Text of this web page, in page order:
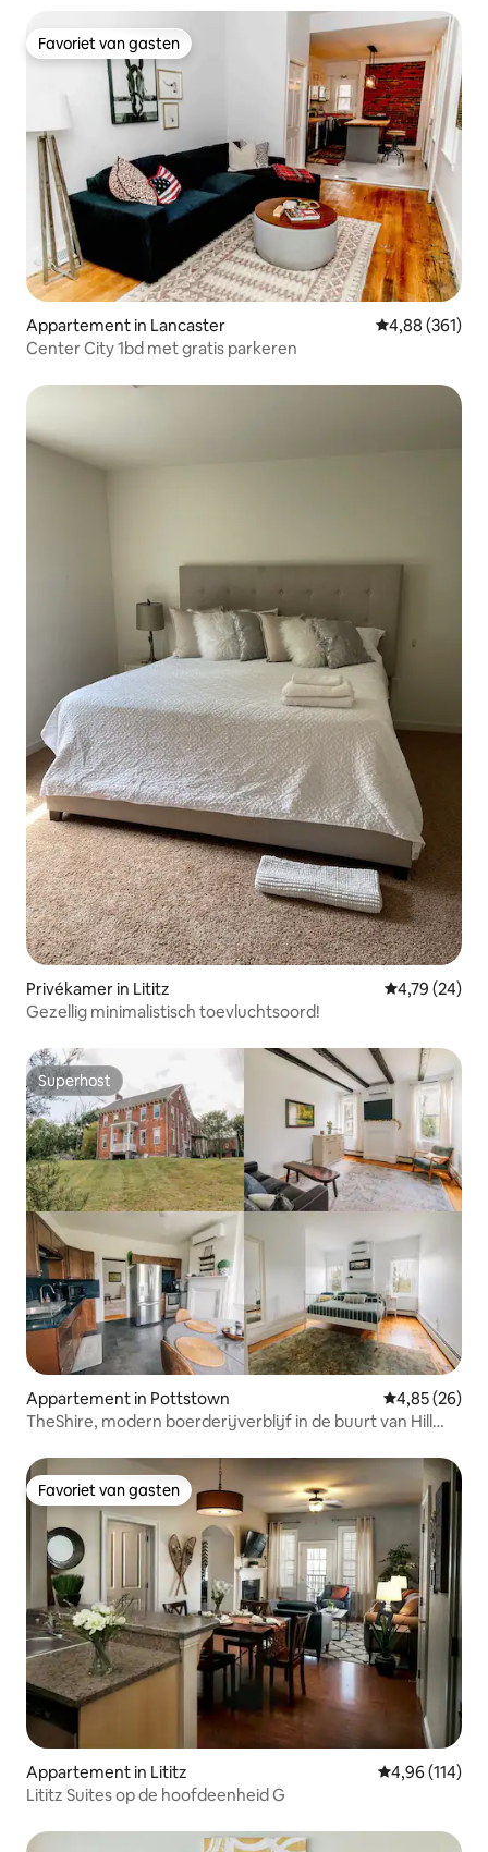
Favoriet van gasten
Favoriet van gasten
Appartement in Lancaster Gemiddelde
4,88 (361)
Center City 1bd met gratis parkeren
Privékamer in Lititz Gemiddelde
4,79 (24)
Gezellig minimalistisch toevluchtsoord!
Superhost
Superhost
Appartement in Pottstown Gemiddelde
4,85 (26)
TheShire, modern boerderijverblijf in de buurt van Hill
Favoriet van gasten
Favoriet van gasten
Appartement in Lititz Gemiddelde
4,96 (114)
Lititz Suites op de hoofdeenheid G